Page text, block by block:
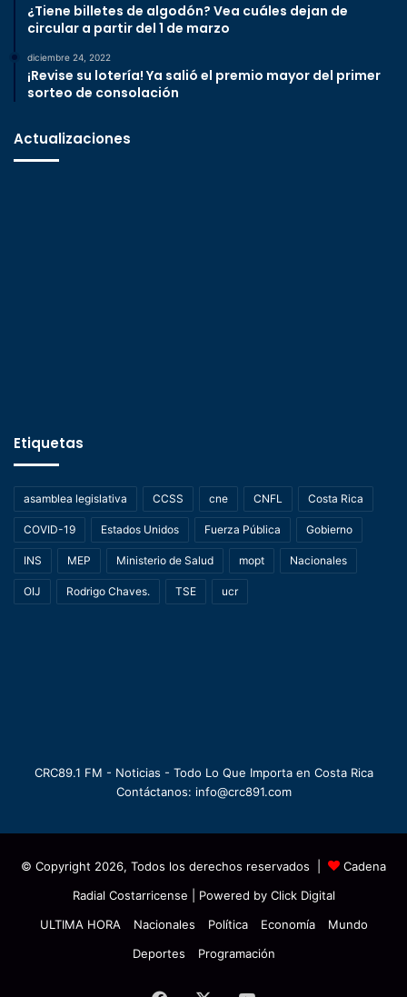
¿Tiene billetes de algodón? Vea cuáles dejan de
circular a partir del 1 de marzo
diciembre 24, 2022
¡Revise su lotería! Ya salió el premio mayor del primer
sorteo de consolación
Actualizaciones
Etiquetas
asamblea legislativa CCSS cne CNFL Costa Rica
COVID-19 Estados Unidos Fuerza Pública Gobierno
INS MEP Ministerio de Salud mopt Nacionales
OIJ Rodrigo Chaves. TSE ucr
CRC89.1 FM - Noticias - Todo Lo Que Importa en Costa Rica
Contáctanos: info@crc891.com
© Copyright 2026, Todos los derechos reservados |
Cadena
Radial Costarricense | Powered by Click Digital
ULTIMA HORA
Nacionales Política Economía
Mundo
Deportes
Programación